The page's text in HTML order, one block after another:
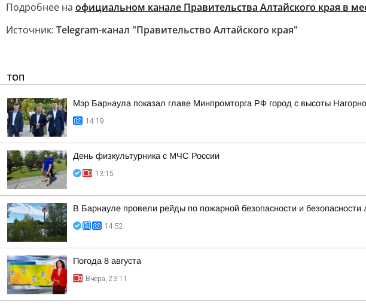
Подробнее на официальном канале Правительства Алтайского края в
Источник: Telegram-канал "Правительство Алтайского края"
ТОП
Мэр Барнаула показал главе Минпромторга РФ город с высоты
14:19
День физкультурника с МЧС России
13:15
В Барнауле провели рейды по пожарной безопасности и
14:52
Погода 8 августа
Вчера, 23:11